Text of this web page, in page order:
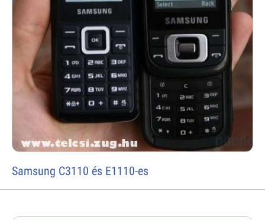
Samsung C3110 és E1110-es